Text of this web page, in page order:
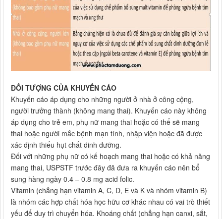
ĐỐI TƯỢNG CỦA KHUYẾN CÁO
Khuyến cáo áp dụng cho những người ở nhà ở công cộng,
người trưởng thành (không mang thai). Khuyến cáo này không
áp dụng cho trẻ em, phụ nữ mang thai hoặc có thể sẽ mang
thai hoặc người mắc bệnh mạn tính, nhập viện hoặc đã được
xác định thiếu hụt chất dinh dưỡng.
Đối với những phụ nữ có kế hoạch mang thai hoặc có khả năng
mang thai, USPSTF trước đây đã đưa ra khuyến cáo nên bổ
sung hàng ngày 0.4 – 0.8 mg acid folic.
Vitamin (chẳng hạn vitamin A, C, D, E và K và nhóm vitamin B)
là nhóm các hợp chất hóa học hữu cơ khác nhau có vai trò thiết
yếu để duy trì chuyển hóa. Khoáng chất (chẳng hạn canxi, sắt,